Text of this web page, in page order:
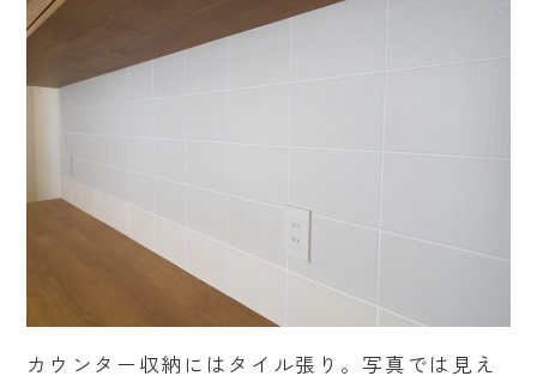
カウンター収納にはタイル張り。写真では見え